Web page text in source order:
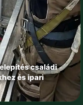
családi
és ipari